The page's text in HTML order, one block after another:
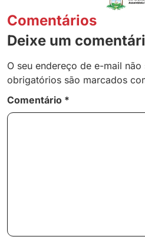
Comentários
Deixe um
O seu endereço de e-mail
obrigatórios são marcados
Comentário *